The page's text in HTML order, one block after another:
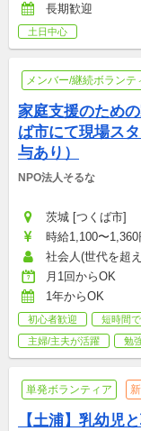
長期歓迎
土日中心
メンバー/継続ボランテ
家庭支援のため
ば市にて現場ス
与あり）
NPO法人そるな
茨城 [つくば市]
時給1,100〜1,360
社会人(世代を超
月1回からOK
1年からOK
初心者歓迎 短時間
主婦/主夫が活躍
勉
単発ボランティア
【土浦】乳幼児